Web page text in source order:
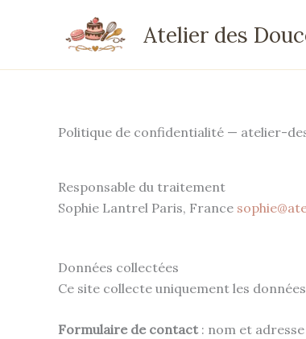
Atelier des
Politique de confidentialité — atelier-
Responsable du traitement
Sophie Lantrel Paris, France
Données collectées
Ce site collecte uniquement les
Formulaire de contact: nom et